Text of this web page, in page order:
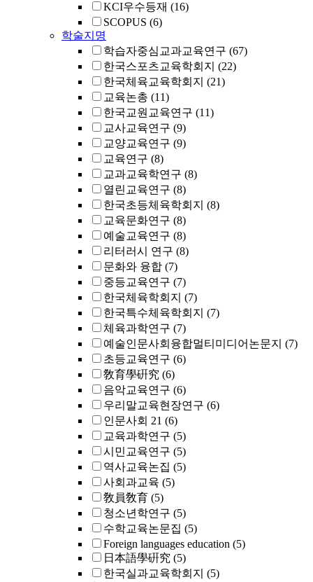
KCI우수등재 (16)
SCOPUS (6)
학술지명
학습자중심교과교육연구 (67)
한국스포츠교육학회지 (22)
한국체육교육학회지 (21)
교육논총 (11)
한국교원교육연구 (11)
교사교육연구 (9)
교양교육연구 (9)
교육연구 (8)
교과교육학연구 (8)
열린교육연구 (8)
한국초등체육학회지 (8)
교육문화연구 (8)
예술교육연구 (8)
리터러시 연구 (8)
문화와 융합 (7)
중등교육연구 (7)
한국체육학회지 (7)
한국특수체육학회지 (7)
체육과학연구 (7)
예술인문사회융합멀티미디어논문지 (7)
초등교육연구 (6)
敎育學硏究 (6)
음악교육연구 (6)
우리말교육현장연구 (6)
인문사회 21 (6)
교육과학연구 (5)
시민교육연구 (5)
역사교육논집 (5)
사회과교육 (5)
敎員敎育 (5)
청소년학연구 (5)
수학교육논문집 (5)
Foreign languages education (5)
日本語學硏究 (5)
한국실과교육학회지 (5)